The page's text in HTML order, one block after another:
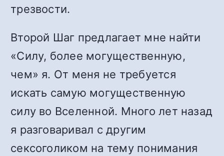
трезвости.
Второй Шаг предлагает мне найти
«Силу, более могущественную,
чем» я. От меня не требуется
искать самую могущественную
силу во Вселенной. Много лет назад
я разговаривал с другим
сексоголиком на тему понимания